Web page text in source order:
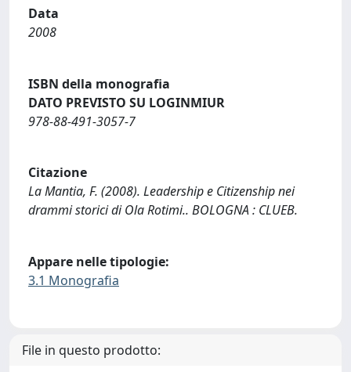
Data
2008
ISBN della monografia
DATO PREVISTO SU LOGINMIUR
978-88-491-3057-7
Citazione
La Mantia, F. (2008). Leadership e Citizenship nei
drammi storici di Ola Rotimi.. BOLOGNA : CLUEB.
Appare nelle tipologie:
3.1 Monografia
File in questo prodotto: